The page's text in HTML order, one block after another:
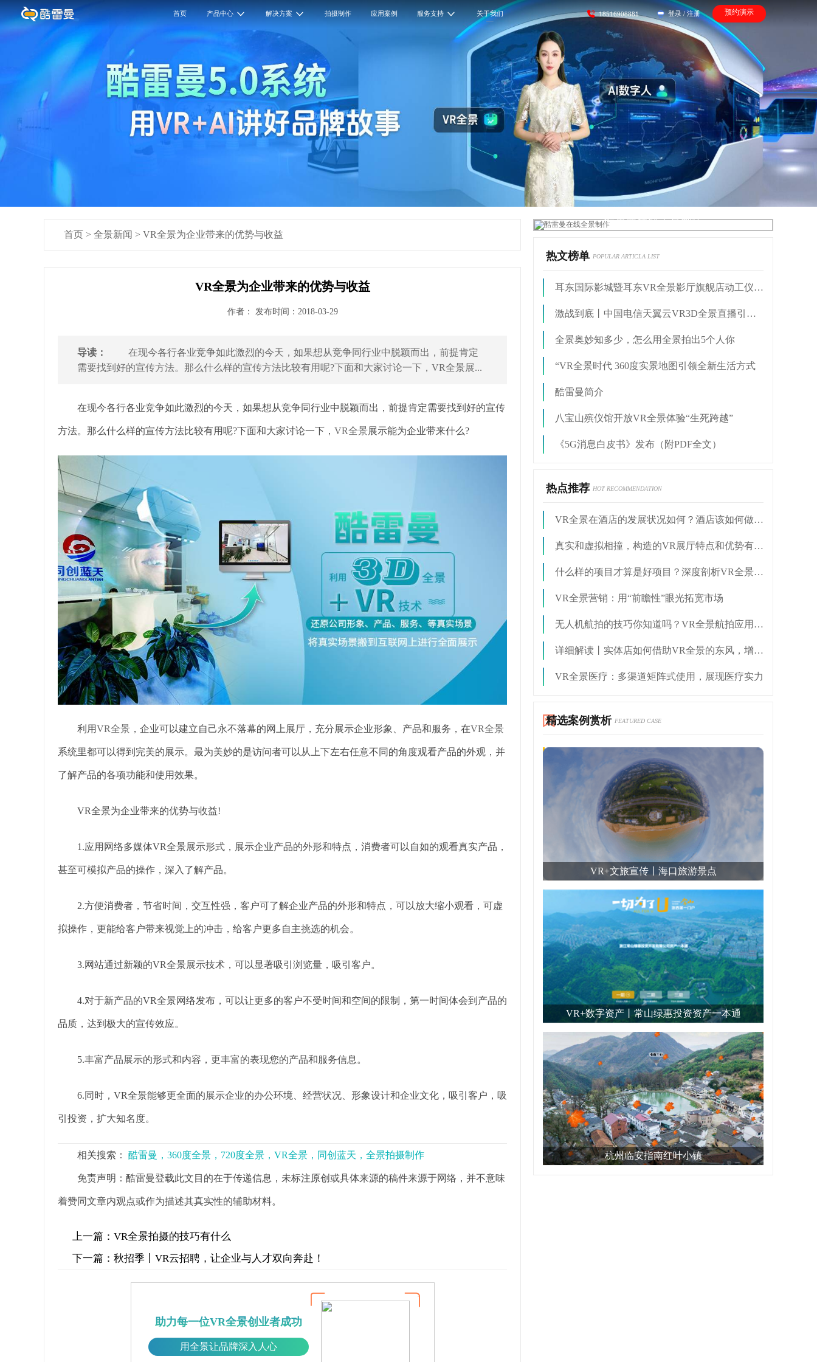
首页 产品中心 解决方案 拍摄制作 应用案例 服务支持 关于我们 18516908881 登录 / 注册 预约演示
首页 > 全景新闻 > VR全景为企业带来的优势与收益
VR全景为企业带来的优势与收益
作者： 发布时间：2018-03-29
导读：
在现今各行各业竞争如此激烈的今天，如果想从竞争同行业中脱颖而出，前提肯定
需要找到好的宣传方法。那么什么样的宣传方法比较有用呢?下面和大家讨论一下，VR全景展...
在现今各行各业竞争如此激烈的今天，如果想从竞争同行业中脱颖而出，前提肯定需要找到好的宣传
方法。那么什么样的宣传方法比较有用呢?下面和大家讨论一下， VR全景展示能为企业带来什么?
利用VR全景 ，企业可以建立自己永不落幕的网上展厅，充分展示企业形象、产品和服务，在VR全景
系统里都可以得到完美的展示。最为美妙的是访问者可以从上下左右任意不同的角度观看产品的外观，并
了解产品的各项功能和使用效果。
VR全景为企业带来的优势与收益!
1.应用网络多媒体VR全景展示形式，展示企业产品的外形和特点，消费者可以自如的观看真实产品，
甚至可模拟产品的操作，深入了解产品。
2.方便消费者，节省时间，交互性强，客户可了解企业产品的外形和特点，可以放大缩小观看，可虚
拟操作，更能给客户带来视觉上的冲击，给客户更多自主挑选的机会。
3.网站通过新颖的VR全景展示技术，可以显著吸引浏览量，吸引客户。
4.对于新产品的VR全景网络发布，可以让更多的客户不受时间和空间的限制，第一时间体会到产品的
品质，达到极大的宣传效应。
5.丰富产品展示的形式和内容，更丰富的表现您的产品和服务信息。
6.同时，VR全景能够更全面的展示企业的办公环境、经营状况、形象设计和企业文化，吸引客户，吸
引投资，扩大知名度。
相关搜索： 酷雷曼，360度全景，720度全景，VR全景，同创蓝天，全景拍摄制作
免责声明：酷雷曼登载此文目的在于传递信息，未标注原创或具体来源的稿件来源于网络，并不意味
着赞同文章内观点或作为描述其真实性的辅助材料。
上一篇： VR全景拍摄的技巧有什么
下一篇： 秋招季丨VR云招聘，让企业与人才双向奔赴！
助力每一位VR全景创业者成功
用全景让品牌深入人心
酷雷曼在线全景制作
热文榜单 POPULAR ARTICLA LIST
耳东国际影城暨耳东VR全景影厅旗舰店动工仪式盛大举行
激战到底丨中国电信天翼云VR3D全景直播引燃拳击热火
全景奥妙知多少，怎么用全景拍出5个人你
“VR全景时代 360度实景地图引领全新生活方式
酷雷曼简介
八宝山殡仪馆开放VR全景体验“生死跨越”
《5G消息白皮书》发布（附PDF全文）
热点推荐 HOT RECOMMENDATION
VR全景在酒店的发展状况如何？酒店该如何做营销？
真实和虚拟相撞，构造的VR展厅特点和优势有哪些？
什么样的项目才算是好项目？深度剖析VR全景创业
VR全景营销：用“前瞻性”眼光拓宽市场
无人机航拍的技巧你知道吗？VR全景航拍应用在哪里？
详细解读丨实体店如何借助VR全景的东风，增长利润
VR全景医疗：多渠道矩阵式使用，展现医疗实力
精选案例赏析 FEATURED CASE
VR+文旅宣传丨海口旅游景点
VR+数字资产丨常山绿惠投资资产一本通
杭州临安指南红叶小镇